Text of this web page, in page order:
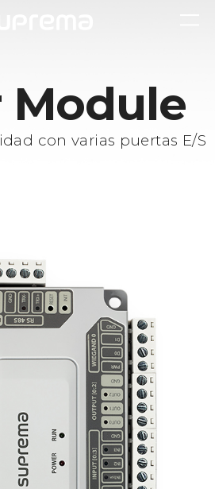
Module
con varias puertas E/S